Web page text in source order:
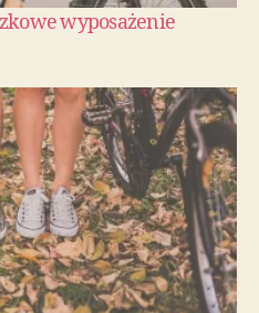
wyposażenie